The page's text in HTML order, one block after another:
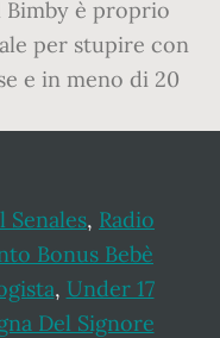
Bimby è proprio
per stupire con
e in meno di 20
Senales, Radio
Bonus Bebè
, Under 17
Del Signore